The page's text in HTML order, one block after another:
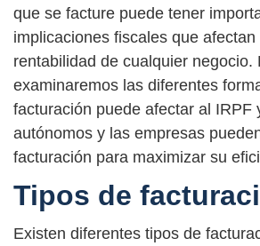
que se facture puede tener
implicaciones fiscales que
rentabilidad de cualquier negocio.
examinaremos las diferentes
facturación puede afectar al IRPF
autónomos y las empresas
facturación para maximizar su
Tipos de
Existen diferentes tipos de